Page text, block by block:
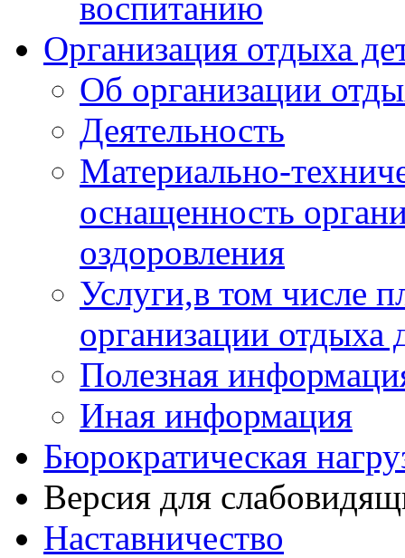
Организация отдыха
Об организации
Деятельность
Материально-
оснащенность
оздоровления
Услуги,в том числе
организации отдыха
Полезная
Иная информация
Бюрократическая
Версия для
Наставничество